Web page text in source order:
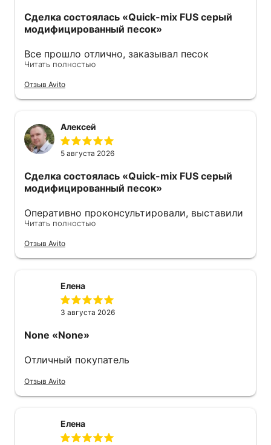
Сделка состоялась «Quick-mix FUS серый
модифицированный песок»
Все прошло отлично, заказывал песок
модифицированный. Продавец оперативно
Советую 👍
Читать полностью
Отзыв Avito
Алексей
5 августа 2026
Сделка состоялась «Quick-mix FUS серый
модифицированный песок»
Оперативно проконсультировали, выставили
счёт. Удобно оплачивать по qr-коду. На
пришлось подождать, правда, но песок
свежий. Советую.
Читать полностью
Отзыв Avito
Елена
3 августа 2026
None «None»
Отличный покупатель
Отзыв Avito
Елена